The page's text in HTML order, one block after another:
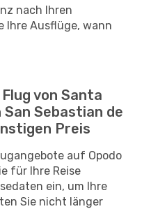
nach Ihren
Ihre Ausflüge, wann
von Santa
San Sebastian de
Preis
auf Opodo
für Ihre Reise
ein, um Ihre
Sie nicht länger